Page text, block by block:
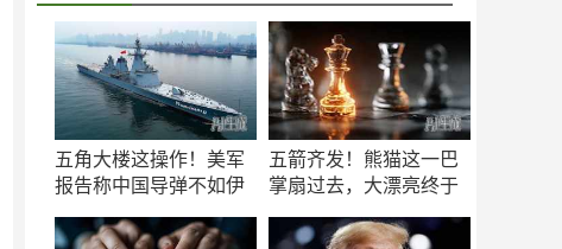
五角大楼这操作！美军
报告称中国导弹不如伊
五箭齐发！熊猫这一巴
掌扇过去，大漂亮终于